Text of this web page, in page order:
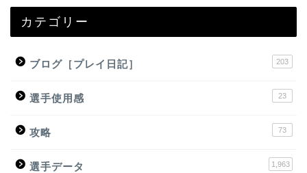
カテゴリー
ブログ［プレイ日記］ 203
選手使用感 23
攻略 73
選手データ 1,963